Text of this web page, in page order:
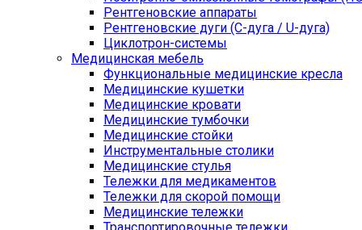
Рентгеновские аппараты
Рентгеновские дуги (С-дуга / U-дуга)
Циклотрон-системы
Медицинская мебель
Функциональные медицинские кресла
Медицинские кушетки
Медицинские кровати
Медицинские тумбочки
Медицинские стойки
Инструментальные столики
Медицинские стулья
Тележки для медикаментов
Тележки для скорой помощи
Медицинские тележки